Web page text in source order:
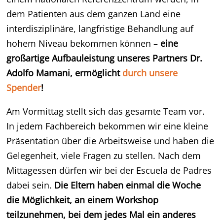
dem Patienten aus dem ganzen Land eine
interdisziplinäre, langfristige Behandlung auf
hohem Niveau bekommen können – eine
großartige Aufbauleistung unseres Partners Dr.
Adolfo Mamani, ermöglicht durch unsere
Spender!
Am Vormittag stellt sich das gesamte Team vor.
In jedem Fachbereich bekommen wir eine kleine
Präsentation über die Arbeitsweise und haben die
Gelegenheit, viele Fragen zu stellen. Nach dem
Mittagessen dürfen wir bei der Escuela de Padres
dabei sein. Die Eltern haben einmal die Woche
die Möglichkeit, an einem Workshop
teilzunehmen, bei dem jedes Mal ein anderes